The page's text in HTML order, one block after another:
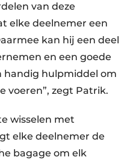
van deze
elke deelnemer een
kan hij een deel
en een goede
handig hulpmiddel om
voeren”, zegt Patrik.
wisselen met
elke deelnemer de
bagage om elk